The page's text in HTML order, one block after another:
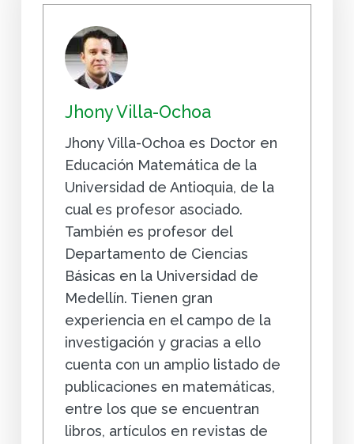
Jhony Villa-Ochoa
Jhony Villa-Ochoa es Doctor en
Educación Matemática de la
Universidad de Antioquia, de la
cual es profesor asociado.
También es profesor del
Departamento de Ciencias
Básicas en la Universidad de
Medellín. Tienen gran
experiencia en el campo de la
investigación y gracias a ello
cuenta con un amplio listado de
publicaciones en matemáticas,
entre los que se encuentran
libros, artículos en revistas de